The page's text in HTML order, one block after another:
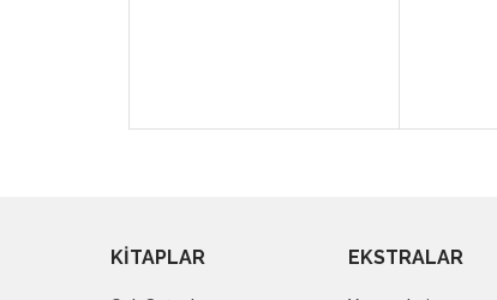
KİTAPLAR EKSTRALAR